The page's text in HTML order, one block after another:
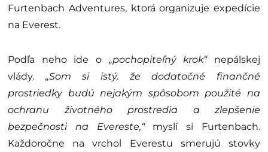
Furtenbach Adventures, ktorá organizuje expedície
na Everest.
Podľa neho ide o „pochopiteľný krok“nepálskej
vlády. „Som si istý, že dodatočné finančné
prostriedky budú nejakým spôsobom použité na
ochranu životného prostredia a zlepšenie
bezpečnosti na Evereste,“myslí si Furtenbach.
Každoročne na vrchol Everestu smerujú stovky